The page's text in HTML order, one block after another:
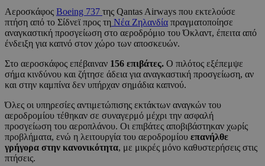
Αεροσκάφος Boeing 737 της Qantas Airways που εκτελούσε
πτήση από το Σίδνεϊ προς τη Νέα Ζηλανδία πραγματοποίησε
αναγκαστική προσγείωση στο αεροδρόμιο του Όκλαντ, έπειτα από
ένδειξη για καπνό στον χώρο των αποσκευών.
Στο αεροσκάφος επέβαιναν 156 επιβάτες. Ο πιλότος εξέπεμψε
σήμα κινδύνου και ζήτησε άδεια για αναγκαστική προσγείωση, αν
και στην καμπίνα δεν υπήρχαν σημάδια καπνού.
Όλες οι υπηρεσίες αντιμετώπισης εκτάκτων αναγκών του
αεροδρομίου τέθηκαν σε συναγερμό μέχρι την ασφαλή
προσγείωση του αεροπλάνου. Οι επιβάτες αποβιβάστηκαν χωρίς
προβλήματα, ενώ η λειτουργία του αεροδρομίου επανήλθε
γρήγορα στην κανονικότητα, με μικρές μόνο καθυστερήσεις στις
πτήσεις.